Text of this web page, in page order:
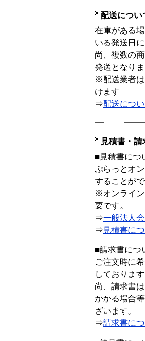
配送につい
在庫がある
いる発送日
尚、複数の
発送となりま
※配送業者は
けます
⇒配送につ
見積書・
■見積書につ
ぷらっとオ
することがで
※オンライン
要です。
⇒一般法人
⇒ 見積書に
■請求書につ
ご注文時に
しております
尚、請求書
かかる場合
ざいます。
⇒請求書に